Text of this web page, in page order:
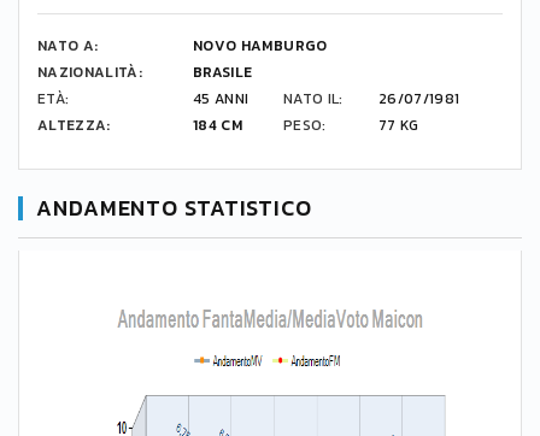
NATO A:
NOVO HAMBURGO
NAZIONALITÀ:
BRASILE
ETÀ:
45 ANNI NATO IL:
26/07/1981
ALTEZZA:
184 CM PESO: 77 KG
ANDAMENTO STATISTICO